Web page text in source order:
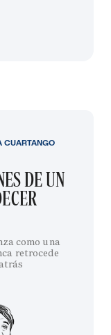
DE UN
como una
retrocede
CUARTANGO